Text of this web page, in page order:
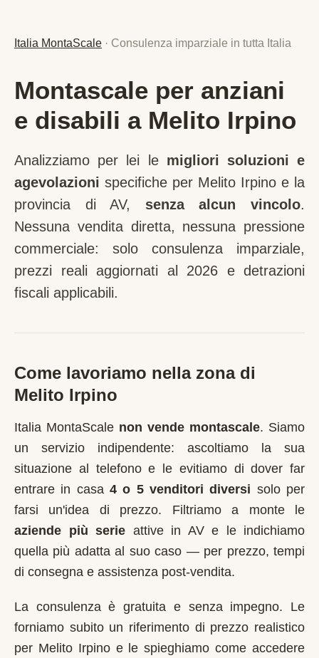
Italia MontaScale · Consulenza imparziale in tutta Italia
Montascale per anziani
e disabili a Melito Irpino
Analizziamo per lei le migliori soluzioni e
agevolazioni specifiche per Melito Irpino e la
provincia diAV, senza alcun vincolo.
Nessuna vendita diretta, nessuna pressione
commerciale: solo consulenza imparziale,
prezzi reali aggiornati al 2026 e detrazioni
fiscali applicabili.
Come lavoriamo nella zona di
Melito Irpino
Italia MontaScale non vende montascale. Siamo
un servizio indipendente: ascoltiamo la sua
situazione al telefono e le evitiamo di dover far
entrare in casa 4 o 5 venditori diversi solo per
farsi un'idea di prezzo. Filtriamo a monte le
aziende più serie attive in AVe le indichiamo
quella più adatta al suo caso — per prezzo, tempi
di consegna e assistenza post-vendita.
La consulenza è gratuita e senza impegno. Le
forniamo subito un riferimento di prezzo realistico
per Melito Irpinoe le spieghiamo come accedere